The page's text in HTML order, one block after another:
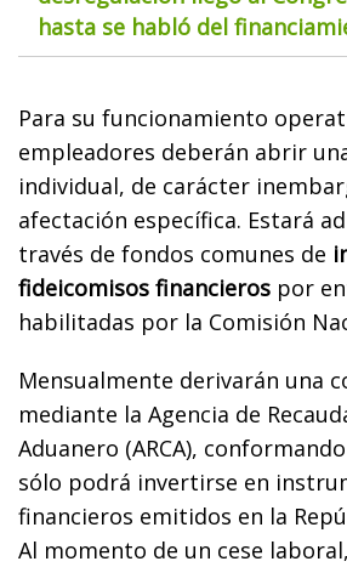
hasta se habló del
Para su funcionamiento
empleadores deberán abrir
individual, de carácter
afectación específica. Estará
través de fondos comunes de
fideicomisos financieros por
habilitadas por la Comisión
Mensualmente derivarán una
mediante la Agencia de
Aduanero (ARCA),
sólo podrá invertirse en
financieros emitidos en la
Al momento de un cese